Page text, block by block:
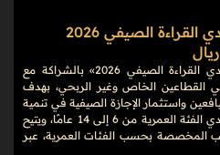
«هيئة المكتبات» تطلق تحدي القراءة الصيفي 2026
أطلقت هيئة المكتبات مبادرة «تحدي القراءة الصيفي 2026» بالشراكة مع
الخاص وغير الربحي، بهدف
واستثمار الإجازة الصيفية في تنمية
المعرفة والمهارات. ويستهدف التحدي الفئة العمرية من 6 إلى 14 عامًا، ويتيح
المخصصة بحسب الفئات العمرية، عبر